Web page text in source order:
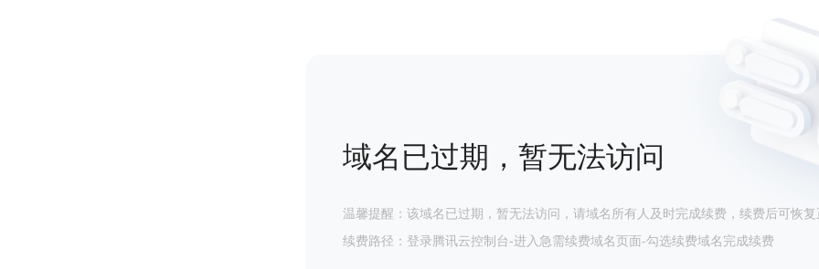
域名已过期，暂无法访问
温馨提醒：该域名已过期，暂无法访问，请域名所有人及时完成续费，续费后可恢复
续费路径：登录腾讯云控制台-进入急需续费域名页面-勾选续费域名完成续费